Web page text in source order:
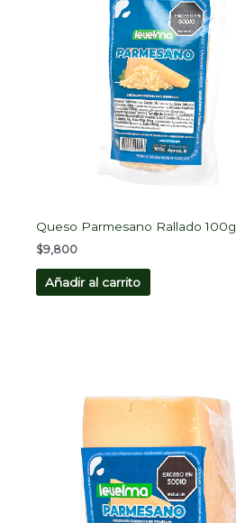
Queso Parmesano Rallado 100g
$9,800
Añadir al carrito